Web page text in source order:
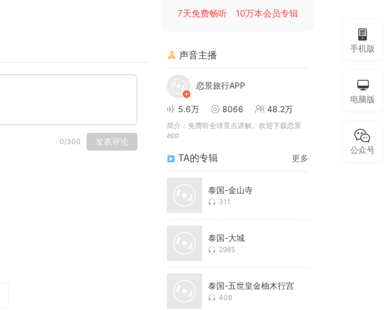
0/300 发表评论
7天免费畅听
10万本会员专辑
声音主播
恋景旅行APP
5.6万 8066 48.2万
简介： 免费听全球景点讲解。欢迎下载恋景
app
TA的专辑 更多
泰国-金山寺
311
泰国-大城
2985
泰国-五世皇金柚木行宫
408
手机版
电脑版
公众号